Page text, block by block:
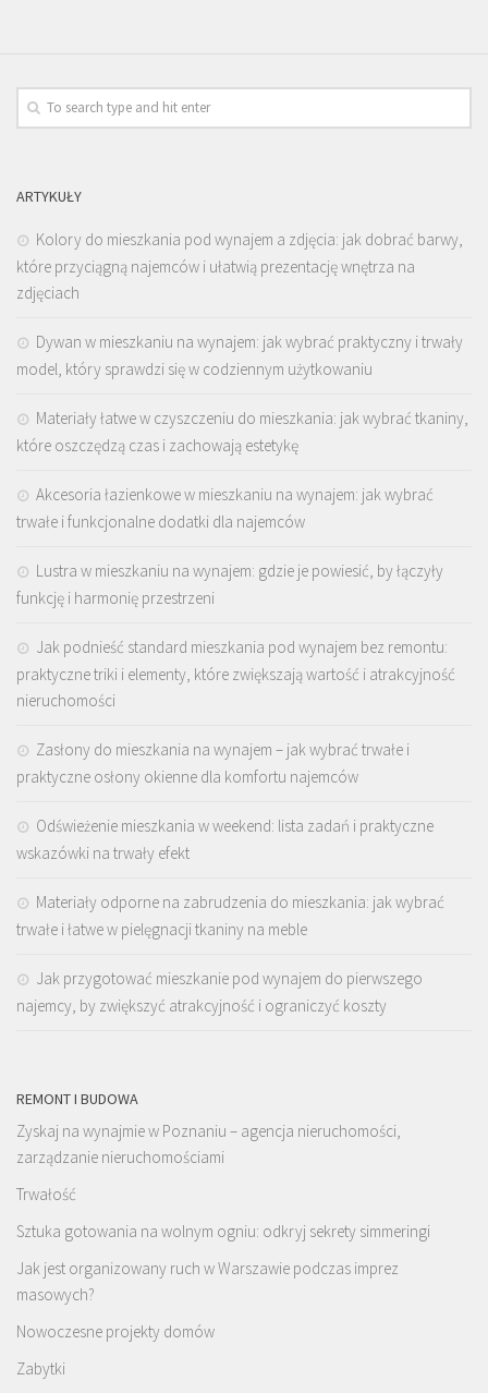
ARTYKUŁY
Kolory do mieszkania pod wynajem a zdjęcia: jak dobrać barwy,
które przyciągną najemców i ułatwią prezentację wnętrza na
zdjęciach
Dywan w mieszkaniu na wynajem: jak wybrać praktyczny i trwały
model, który sprawdzi się w codziennym użytkowaniu
Materiały łatwe w czyszczeniu do mieszkania: jak wybrać tkaniny,
które oszczędzą czas i zachowają estetykę
Akcesoria łazienkowe w mieszkaniu na wynajem: jak wybrać
trwałe i funkcjonalne dodatki dla najemców
Lustra w mieszkaniu na wynajem: gdzie je powiesić, by łączyły
funkcję i harmonię przestrzeni
Jak podnieść standard mieszkania pod wynajem bez remontu:
praktyczne triki i elementy, które zwiększają wartość i atrakcyjność
nieruchomości
Zasłony do mieszkania na wynajem – jak wybrać trwałe i
praktyczne osłony okienne dla komfortu najemców
Odświeżenie mieszkania w weekend: lista zadań i praktyczne
wskazówki na trwały efekt
Materiały odporne na zabrudzenia do mieszkania: jak wybrać
trwałe i łatwe w pielęgnacji tkaniny na meble
Jak przygotować mieszkanie pod wynajem do pierwszego
najemcy, by zwiększyć atrakcyjność i ograniczyć koszty
REMONT I BUDOWA
Zyskaj na wynajmie w Poznaniu – agencja nieruchomości,
zarządzanie nieruchomościami
Trwałość
Sztuka gotowania na wolnym ogniu: odkryj sekrety simmeringi
Jak jest organizowany ruch w Warszawie podczas imprez
masowych?
Nowoczesne projekty domów
Zabytki